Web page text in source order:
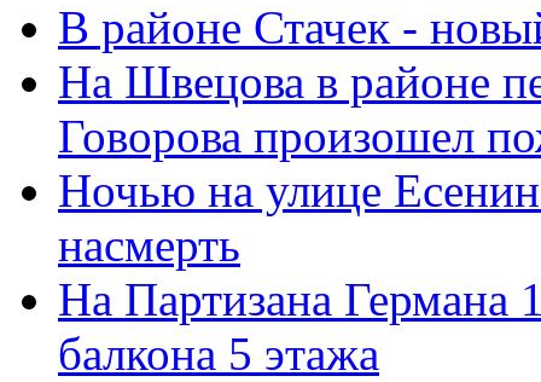
В районе Стачек -
На Швецова в районе
Говорова произошел
Ночью на улице
насмерть
На Партизана Германа
балкона 5 этажа